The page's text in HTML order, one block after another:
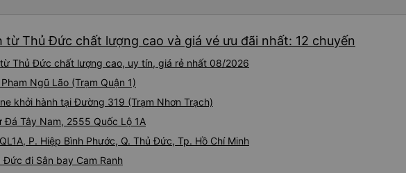
chí còn sắp xếp điểm xuống xe cho chúng tôi vì chúng
rất thoải mái và có một số điểm dừng thuận tiện. So với
cảm giác nguy hiểm (lái xe nguy hiểm và không thoải
gia các chuyến đi qua đêm của họ vì đã hết chỗ, có lẽ
từ Thủ Đức chất lượng cao và giá vé ưu đãi nhất: 12 chuyến
Thủ Đức chất lượng cao, uy tín, giá rẻ nhất 08/2026
Ngũ Lão (Trạm Quận 1)
khởi hành tại Đường 319 (Trạm Nhơn Trạch)
Đá Tây Nam, 2555 Quốc Lộ 1A
P. Hiệp Bình Phước, Q. Thủ Đức, Tp. Hồ Chí Minh
đi Sân bay Cam Ranh